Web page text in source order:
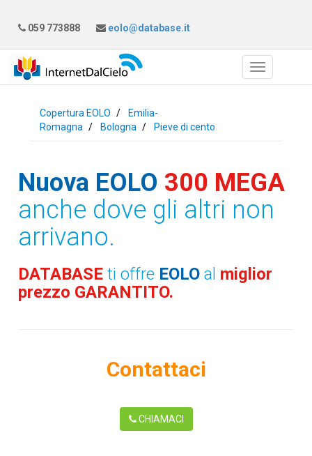
059 773888 eolo@database.it
Copertura EOLO
Emilia-
Romagna
Bologna Pieve di cento
Nuova EOLO 300 MEGA
anche dove gli altri non
arrivano.
DATABASEti offre EOLO al miglior
prezzo GARANTITO.
Contattaci
CHIAMACI